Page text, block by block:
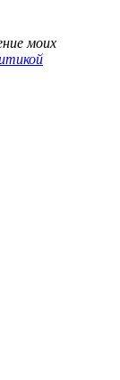
моих